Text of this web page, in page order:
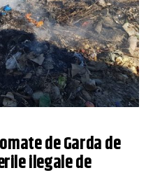
de Garda de
ilegale de